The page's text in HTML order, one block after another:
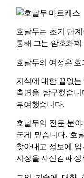
호날두는 초기 단
통해 그는 암호화
호날두의 여정은
지식에 대한 끝없
측면을 탐구했습
부여했습니다.
호날두의 전문 분
굳게 믿습니다. 호
찾아내고 정보에
시장을 자신감과